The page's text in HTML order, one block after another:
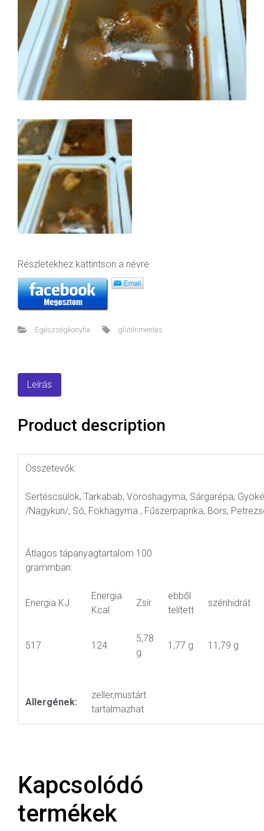
Részletekhez kattintson a névre
Egészségkonyha gluténmentes
Leírás
Product description
Összetevők:
Sertéscsülök, Tarkabab, Vöröshagyma, Sárgarépa,
/Nagykun/, Só, Fokhagyma , Fűszerpaprika, Bors,
Átlagos tápanyagtartalom 100
grammban:
Energia KJ
Energia
Kcal
Zsír
ebből
telített
szénhidrát
517 124
5,78
g
1,77 g 11,79 g
Allergének:
zeller,mustárt
tartalmazhat
Kapcsolódó
termékek